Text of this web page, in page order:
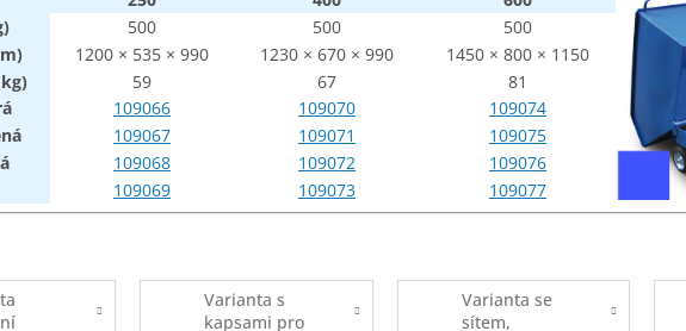
500 500
500
1200 × 535 × 990 1230 × 670 × 990
1450 × 800 × 1150
59 67
81
109066 109070
109074
109067 109071
109075
109068 109072
109076
109069 109073 109077
Varianta s
kapsami pro
Varianta se
sítem,